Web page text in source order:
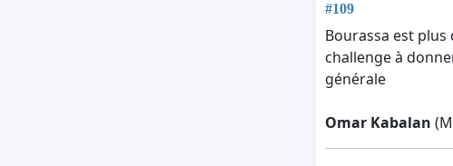
#109
Bourassa est plus
challenge à
générale
Omar Kabalan